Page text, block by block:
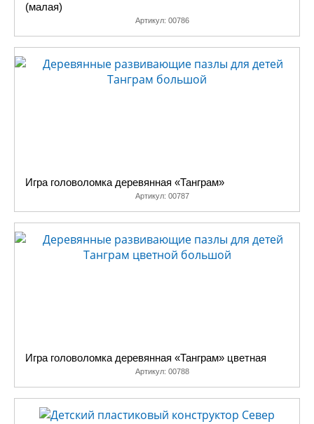
(малая)
Артикул: 00786
Игра головоломка деревянная «Танграм»
Артикул: 00787
Игра головоломка деревянная «Танграм» цветная
Артикул: 00788